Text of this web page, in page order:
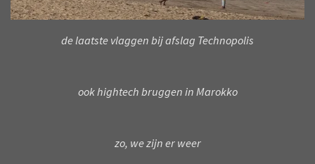
de laatste vlaggen bij afslag Technopolis
ook hightech bruggen in Marokko
zo, we zijn er weer